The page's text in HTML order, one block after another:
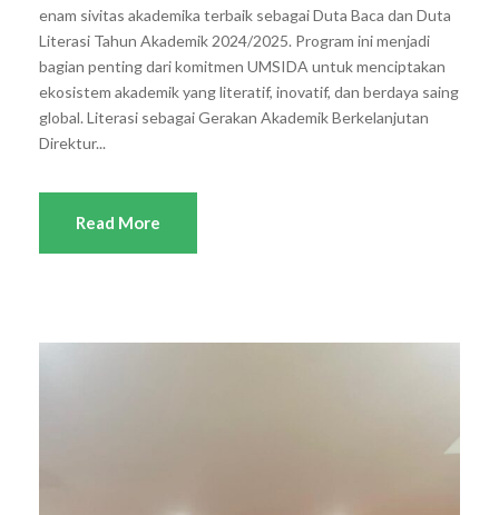
enam sivitas akademika terbaik sebagai Duta Baca dan Duta
Literasi Tahun Akademik 2024/2025. Program ini menjadi
bagian penting dari komitmen UMSIDA untuk menciptakan
ekosistem akademik yang literatif, inovatif, dan berdaya saing
global. Literasi sebagai Gerakan Akademik Berkelanjutan
Direktur...
Read More